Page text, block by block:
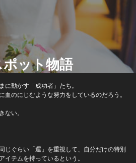
ット物語
動かす「成功者」たち。
血のにじむような努力をしているのだろう。
ない。
じぐらい「運」を重視して、自分だけの特別
テムを持っているという。